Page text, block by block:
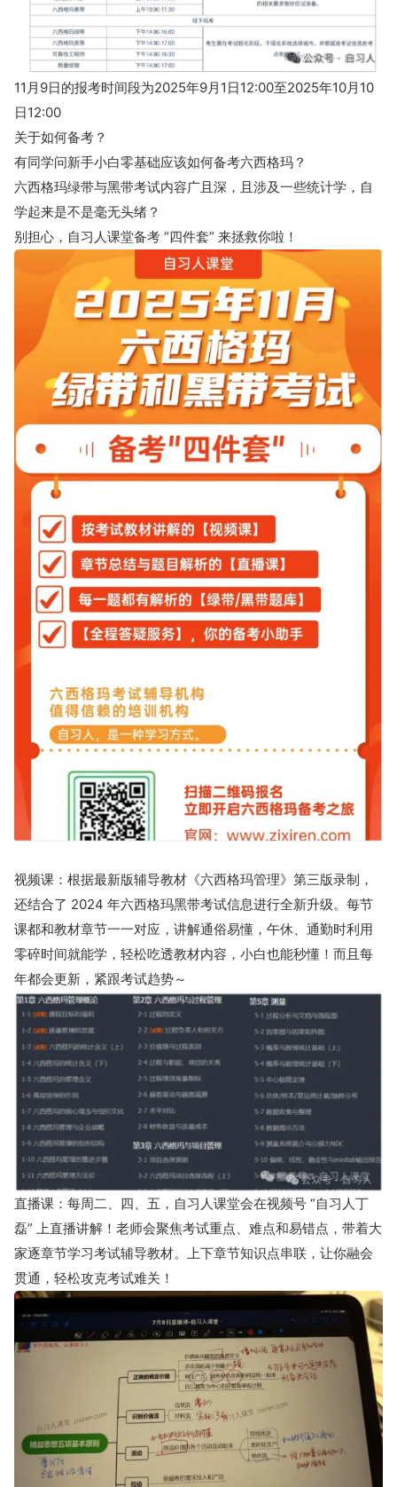
11月9日的报考时间段为2025年9月1日12:00至2025年10月10
日12:00
关于如何备考？
有同学问新手小白零基础应该如何备考六西格玛？
六西格玛绿带与黑带考试内容广且深，且涉及一些统计学，自
学起来是不是毫无头绪？
别担心，自习人课堂备考 “四件套” 来拯救你啦！
视频课：根据最新版辅导教材《六西格玛管理》第三版录制，
还结合了 2024 年六西格玛黑带考试信息进行全新升级。每节
课都和教材章节一一对应，讲解通俗易懂，午休、通勤时利用
零碎时间就能学，轻松吃透教材内容，小白也能秒懂！而且每
年都会更新，紧跟考试趋势～
直播课：每周二、四、五，自习人课堂会在视频号 “自习人丁
磊” 上直播讲解！老师会聚焦考试重点、难点和易错点，带着大
家逐章节学习考试辅导教材。上下章节知识点串联，让你融会
贯通，轻松攻克考试难关！